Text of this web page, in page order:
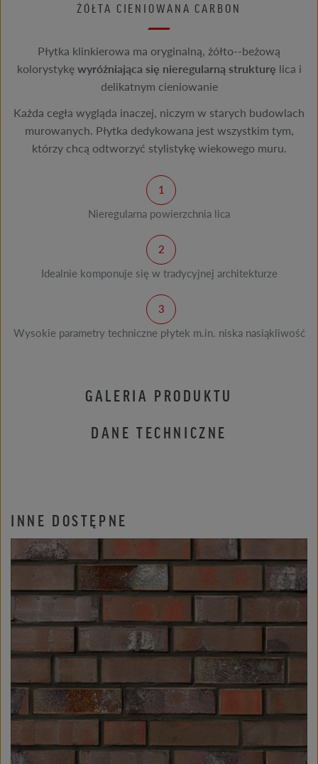
ŻÓŁTA CIENIOWANA CARBON
Płytka klinkierowa ma oryginalną, żółto--beżową
kolorystykęwyróżniająca się nieregularną strukturę lica i
delikatnym cieniowanie
Każda cegła wygląda inaczej, niczym w starych budowlach
murowanych. Płytka dedykowana jest wszystkim tym,
którzy chcą odtworzyć stylistykę wiekowego muru.
Nieregularna powierzchnia lica
Idealnie komponuje się w tradycyjnej architekturze
Wysokie parametry techniczne płytek m.in. niska nasiąkliwość
GALERIA PRODUKTU
DANE TECHNICZNE
INNE DOSTĘPNE